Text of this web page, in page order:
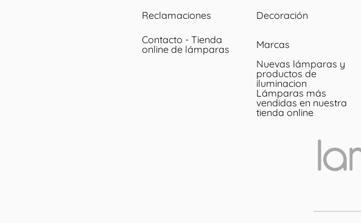
Reclamaciones
Contacto - Tienda
online de lámparas
Decoración
Marcas
Nuevas lámparas y
productos de
iluminacion
Lámparas más
vendidas en nuestra
tienda online